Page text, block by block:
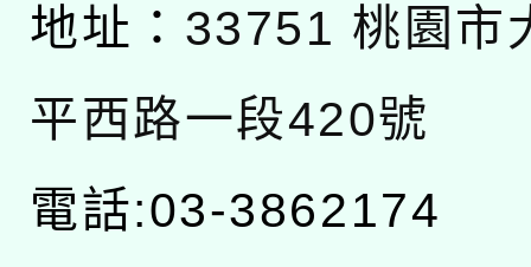
地址： 33751 桃園市
平西路一段420號
電話:03-3862174